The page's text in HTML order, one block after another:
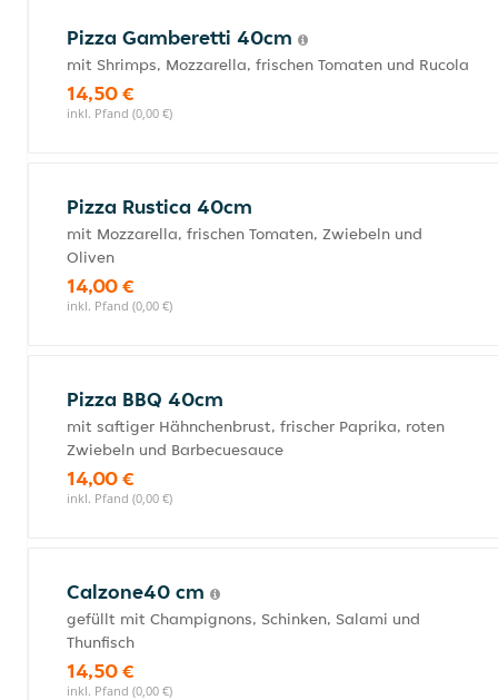
Pizza Gamberetti 40cm
mit Shrimps, Mozzarella, frischen Tomaten und Rucola
14,50 €
inkl. Pfand (0,00 €)
Pizza Rustica 40cm
mit Mozzarella, frischen Tomaten, Zwiebeln und
Oliven
14,00 €
inkl. Pfand (0,00 €)
Pizza BBQ 40cm
mit saftiger Hähnchenbrust, frischer Paprika, roten
Zwiebeln und Barbecuesauce
14,00 €
inkl. Pfand (0,00 €)
Calzone40 cm
gefüllt mit Champignons, Schinken, Salami und
Thunfisch
14,50 €
inkl. Pfand (0,00 €)